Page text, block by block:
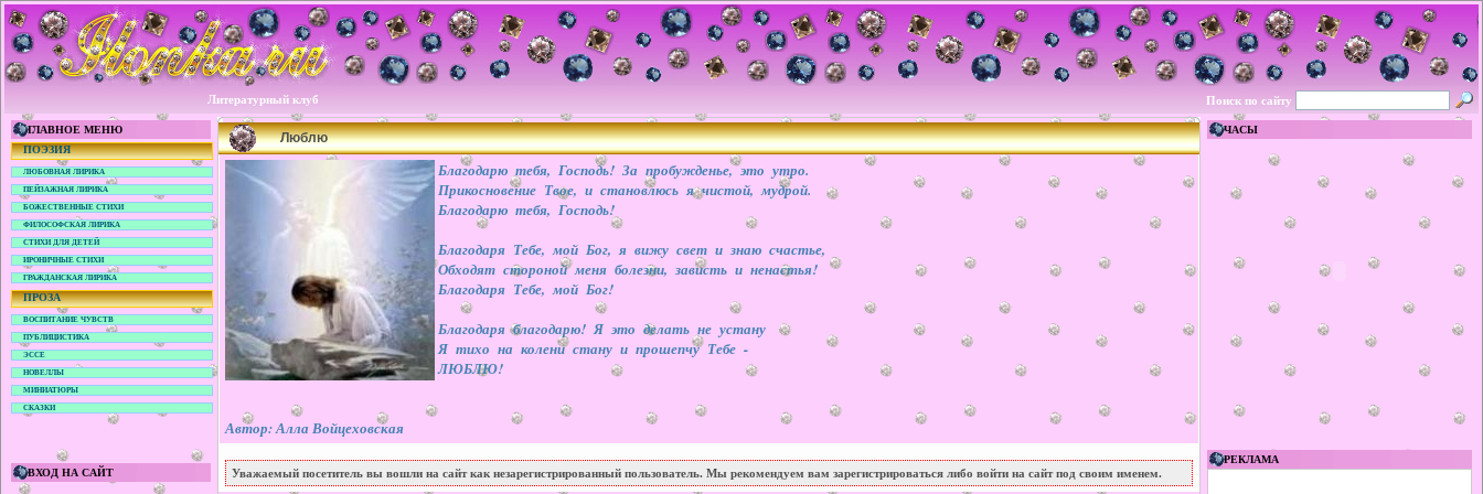
Литературный клуб Поиск по сайту
ГЛАВНОЕ МЕНЮ
ПОЭЗИЯ
ЛЮБОВНАЯ ЛИРИКА
ПЕЙЗАЖНАЯ ЛИРИКА
БОЖЕСТВЕННЫЕ СТИХИ
ФИЛОСОФСКАЯ ЛИРИКА
СТИХИ ДЛЯ ДЕТЕЙ
ИРОНИЧНЫЕ СТИХИ
ГРАЖДАНСКАЯ ЛИРИКА
ПРОЗА
ВОСПИТАНИЕ ЧУВСТВ
ПУБЛИЦИСТИКА
ЭССЕ
НОВЕЛЛЫ
МИНИАТЮРЫ
СКАЗКИ
ВХОД НА САЙТ
Люблю
Благодарю тебя, Господь! За пробужденье, это утро.
Прикосновение Твое, и становлюсь я чистой, мудрой.
Благодарю тебя, Господь!
Благодаря Тебе, мой Бог, я вижу свет и знаю счастье,
Обходят стороной меня болезни, зависть и ненастья!
Благодаря Тебе, мой Бог!
Благодаря благодарю! Я это делать не устану
Я тихо на колени стану и прошепчу Тебе -
ЛЮБЛЮ!
Автор: Алла Войцеховская
Уважаемый посетитель вы вошли на сайт как незарегистрированный пользователь. Мы рекомендуем вам зарегистрироваться либо войти на сайт под своим именем.
ЧАСЫ
РЕКЛАМА